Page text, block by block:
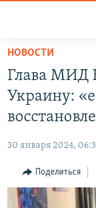
Вернуться
основному
содержанию
Вернутся
главной
навигации
Вернутся
поиску
СПЕЦПРОЕКТЫ
11 ЛЕТ
ВОДА
ЕЩЕ
ИНТЕРАКТИВ
ИНФОГРАФИКА
РАДІО СВОБОДА
КАК ОБОЙТИ
НОВОСТИ
Глава МИД
Украину:
30 января 2024,
Поделиться